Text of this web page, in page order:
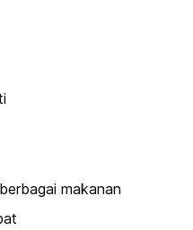
berbagai makanan